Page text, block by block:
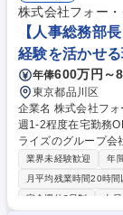
た組織体制構築の検
の実現に必要な体
イニシアチブの立ち上げと実行 募集職種 【
フェッショナル社員/
株式会社フォー
【人事総務部
経験を活かせ
年俸600万円～
東京都品川区
企業名 株式会社フォー・クオリア 求人名
週1-2程度在宅勤務OK/経験を活
ライズのグループ会
事総務業務を中心
募集します。★将来の役員
事総務部長として、
業界未経験歓迎 年
月平均残業時間20時間
完全週休2日制
土